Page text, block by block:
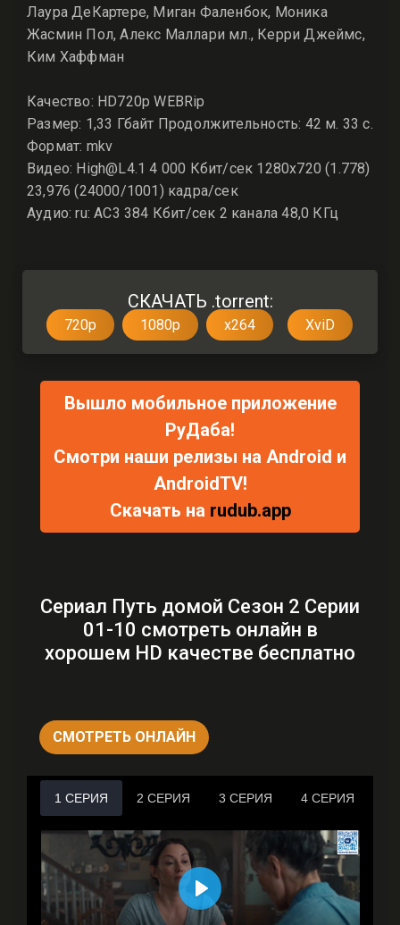
Лаура ДеКартере, Миган Фаленбок, Моника
Жасмин Пол, Алекс Маллари мл., Керри Джеймс,
Ким Хаффман
Качество: HD720p WEBRip
Размер: 1,33 Гбайт Продолжительность: 42 м. 33 с.
Формат: mkv
Видео: High@L4.1 4 000 Кбит/сек 1280x720 (1.778)
23,976 (24000/1001) кадра/сек
Аудио: ru: AC3 384 Кбит/сек 2 канала 48,0 КГц
СКАЧАТЬ .torrent:
720p 1080p x264 XviD
Вышло мобильное приложение
РуДаба!
Смотри наши релизы на Android и
AndroidTV!
Скачать на rudub.app
Сериал Путь домой Сезон 2 Серии
01-10 смотреть онлайн в
хорошем HD качестве бесплатно
СМОТРЕТЬ ОНЛАЙН